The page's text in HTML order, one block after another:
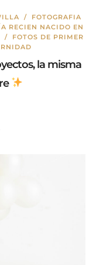
/ FOTOGRAFIA
RECIEN NACIDO EN
/
FOTOS DE PRIMER
la misma